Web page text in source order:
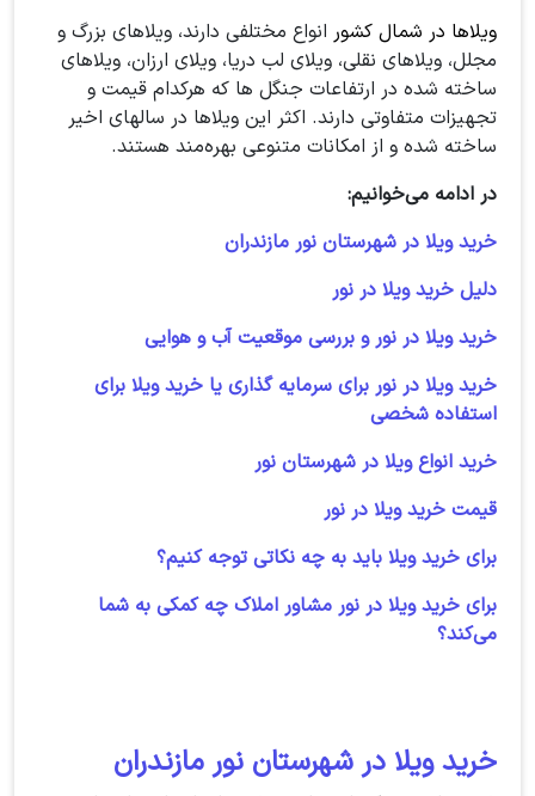
ویلاها در شمال کشور انواع مختلفی دارند، ویلاهای بزرگ و
مجلل، ویلاهای نقلی، ویلای لب دریا، ویلای ارزان، ویلاهای
ساخته شده در ارتفاعات جنگل ها که هرکدام قیمت و
تجهیزات متفاوتی دارند. اکثر این ویلاها در سالهای اخیر
ساخته شده و از امکانات متنوعی بهره‌مند هستند.
در ادامه می‌خوانیم:
خرید ویلا در شهرستان نور مازندران
دلیل خرید ویلا در نور
خرید ویلا در نور و بررسی موقعیت آب و هوایی
خرید ویلا در نور برای سرمایه گذاری یا خرید ویلا برای
استفاده شخصی
خرید انواع ویلا در شهرستان نور
قیمت خرید ویلا در نور
برای خرید ویلا باید به چه نکاتی توجه کنیم؟
برای خرید ویلا در نور مشاور املاک چه کمکی به شما
می‌کند؟
خرید ویلا در شهرستان نور مازندران